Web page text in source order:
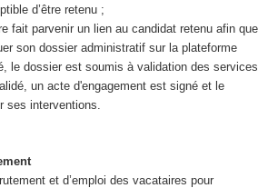
d’être retenu ;
fait parvenir un lien au candidat retenu afin que
son dossier administratif sur la plateforme
le dossier est soumis à validation des services
un acte d'engagement est signé et le
ses interventions.
et d’emploi des vacataires pour